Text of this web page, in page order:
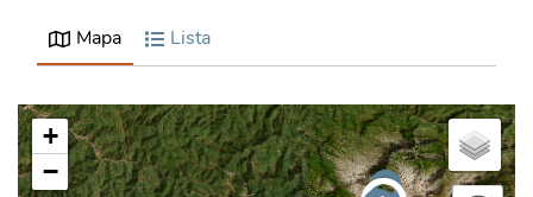
Mapa Lista
+
−